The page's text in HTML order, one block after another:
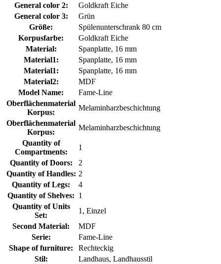
General color 2:
Goldkraft Eiche
General color 3:
Grün
Größe:
Spülenunterschrank 80 cm
Korpusfarbe:
Goldkraft Eiche
Material:
Spanplatte, 16 mm
Material1:
Spanplatte, 16 mm
Material1:
Spanplatte, 16 mm
Material2:
MDF
Model Name:
Fame-Line
Oberflächenmaterial
Korpus:
Melaminharzbeschichtung
Oberflächenmaterial
Korpus:
Melaminharzbeschichtung
Quantity of
Compartments:
1
Quantity of Doors:
2
Quantity of Handles: 2
Quantity of Legs:
4
Quantity of Shelves: 1
Quantity of Units
Set:
1, Einzel
Second Material:
MDF
Serie:
Fame-Line
Shape of furniture:
Rechteckig
Stil:
Landhaus, Landhausstil